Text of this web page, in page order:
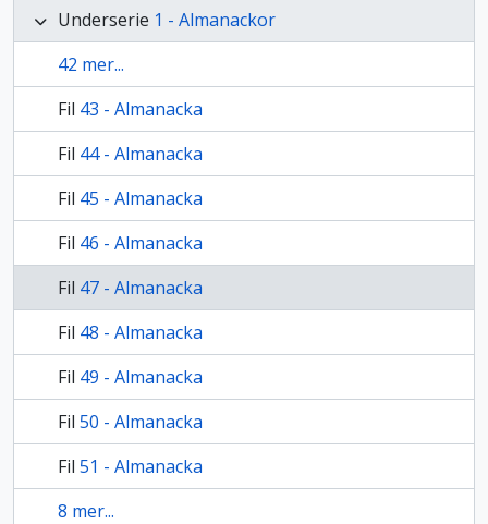
Underserie 1 - Almanackor
42 mer...
Fil 43 - Almanacka
Fil 44 - Almanacka
Fil 45 - Almanacka
Fil 46 - Almanacka
Fil 47 - Almanacka
Fil 48 - Almanacka
Fil 49 - Almanacka
Fil 50 - Almanacka
Fil 51 - Almanacka
8 mer...